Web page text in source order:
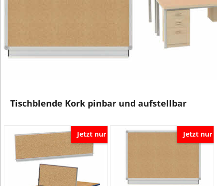
Tischblende Kork pinbar und aufstellbar
Jetzt nur Jetzt nur